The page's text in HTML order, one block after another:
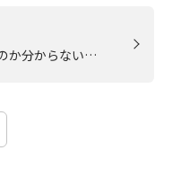
か分からない…